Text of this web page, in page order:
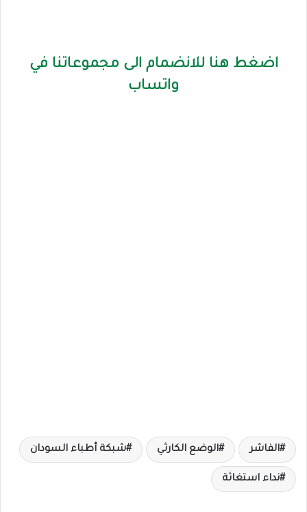
اضغط هنا للانضمام الى مجموعاتنا في
واتساب
الفاشر الوضع الكارثي شبكة أطباء السودان
نداء استغاثة